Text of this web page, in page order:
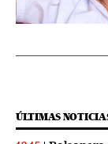
ÚLTIMAS